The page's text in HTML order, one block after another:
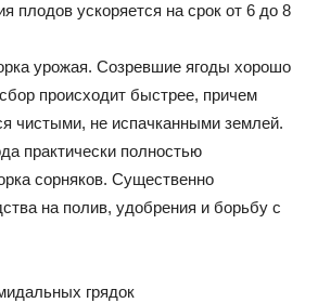
плодов ускоряется на срок от 6 до 8
урожая. Созревшие ягоды хорошо
происходит быстрее, причем
чистыми, не испачканными землей.
практически полностью
сорняков. Существенно
на полив, удобрения и борьбу с
грядок